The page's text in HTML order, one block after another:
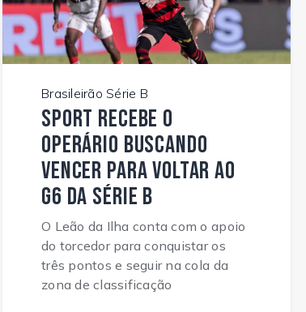
Brasileirão Série B
Sport recebe o
Operário buscando
vencer para voltar ao
G6 da Série B
O Leão da Ilha conta com o apoio
do torcedor para conquistar os
três pontos e seguir na cola da
zona de classificação